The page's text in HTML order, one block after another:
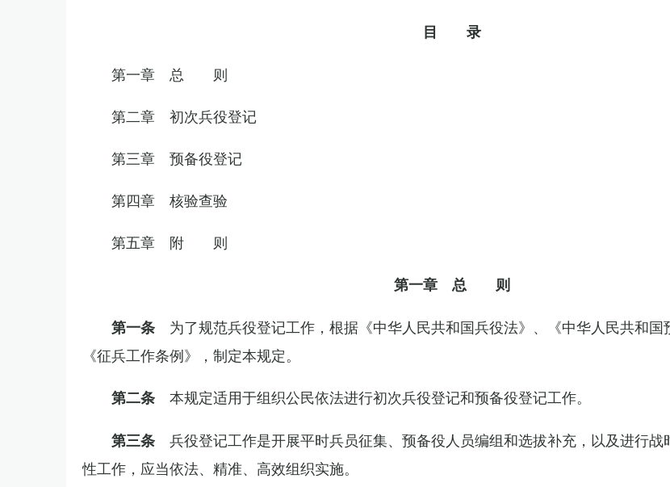
目 录
第一章 总 则
第二章 初次兵役登记
第三章 预备役登记
第四章 核验查验
第五章 附 则
第一章 总 则
第一条 为了规范兵役登记工作，根据《中华人民共和国兵役法》、《中华人民共和国
《征兵工作条例》，制定本规定。
第二条 本规定适用于组织公民依法进行初次兵役登记和预备役登记工作。
第三条 兵役登记工作是开展平时兵员征集、预备役人员编组和选拔补充，以及进行战
性工作，应当依法、精准、高效组织实施。